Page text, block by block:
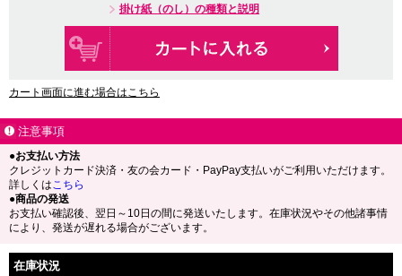
掛け紙（のし）の種類と説明
カート画面に進む場合はこちら
注意事項
●お支払い方法
クレジットカード決済・友の会カード・PayPay支払いがご利用いただけます。
詳しくはこちら
●商品の発送
お支払い確認後、翌日～10日の間に発送いたします。在庫状況やその他諸事情
により、発送が遅れる場合がございます。
在庫状況